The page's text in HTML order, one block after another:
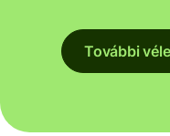
További